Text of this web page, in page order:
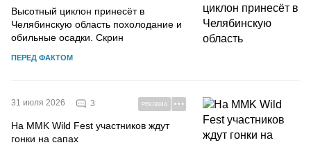
Высотный циклон принесёт в
Челябинскую область похолодание и
обильные осадки. Скрин
ПЕРЕД ФАКТОМ
31 июля 2026 3 РЕКЛАМА
На MMK Wild Fest участников ждут
гонки на сапах